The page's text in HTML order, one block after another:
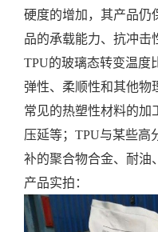
硬度的增加，其产品仍
品的承载能力、抗冲击
TPU的玻璃态转变温度
弹性、柔顺性和其他物
常见的热塑性材料的加
压延等；TPU与某些高
补的聚合物合金、耐油
产品实拍：